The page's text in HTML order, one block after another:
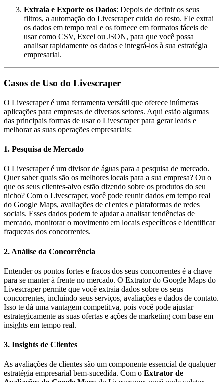
Extraia e Exporte os Dados: Depois de definir os seus
filtros, a automação do Livescraper cuida do resto. Ele extrai
os dados em tempo real e os fornece em formatos fáceis de
usar como CSV, Excel ou JSON, para que você possa
analisar rapidamente os dados e integrá-los à sua estratégia
empresarial.
Casos de Uso do Livescraper
O Livescraper é uma ferramenta versátil que oferece inúmeras
aplicações para empresas de diversos setores. Aqui estão algumas
das principais formas de usar o Livescraper para gerar leads e
melhorar as suas operações empresariais:
1. Pesquisa de Mercado
O Livescraper é um divisor de águas para a pesquisa de mercado.
Quer saber quais são os melhores locais para a sua empresa? Ou o
que os seus clientes-alvo estão dizendo sobre os produtos do seu
nicho? Com o Livescraper, você pode reunir dados em tempo real
do Google Maps, avaliações de clientes e plataformas de redes
sociais. Esses dados podem te ajudar a analisar tendências de
mercado, monitorar o movimento em locais específicos e identificar
fraquezas dos concorrentes.
2. Análise da Concorrência
Entender os pontos fortes e fracos dos seus concorrentes é a chave
para se manter à frente no mercado. O Extrator do Google Maps do
Livescraper permite que você extraia dados sobre os seus
concorrentes, incluindo seus serviços, avaliações e dados de contato.
Isso te dá uma vantagem competitiva, pois você pode ajustar
estrategicamente as suas ofertas e ações de marketing com base em
insights em tempo real.
3. Insights de Clientes
As avaliações de clientes são um componente essencial de qualquer
estratégia empresarial bem-sucedida. Com o Extrator de